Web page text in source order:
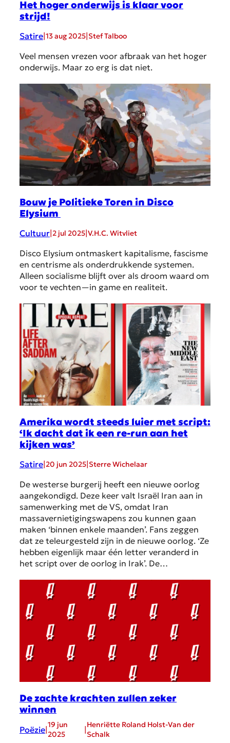
Het hoger onderwijs is klaar voor
strijd!
Satire 13 aug 2025 Stef Talboo
Veel mensen vrezen voor afbraak van het hoger
onderwijs. Maar zo erg is dat niet.
Bouw je Politieke Toren in Disco
Elysium
Cultuur 2 jul 2025 V.H.C. Witvliet
Disco Elysium ontmaskert kapitalisme, fascisme
en centrisme als onderdrukkende systemen.
Alleen socialisme blijft over als droom waard om
voor te vechten—in game en realiteit.
Amerika wordt steeds luier met script:
‘Ik dacht dat ik een re-run aan het
kijken was’
Satire 20 jun 2025 Sterre Wichelaar
De westerse burgerij heeft een nieuwe oorlog
aangekondigd. Deze keer valt Israël Iran aan in
samenwerking met de VS, omdat Iran
massavernietigingswapens zou kunnen gaan
maken ‘binnen enkele maanden’. Fans zeggen
dat ze teleurgesteld zijn in de nieuwe oorlog. ‘Ze
hebben eigenlijk maar één letter veranderd in
het script over de oorlog in Irak’. De…
De zachte krachten zullen zeker
winnen
Poëzie|19 jun
2025
|Henriëtte Roland Holst-Van der
Schalk